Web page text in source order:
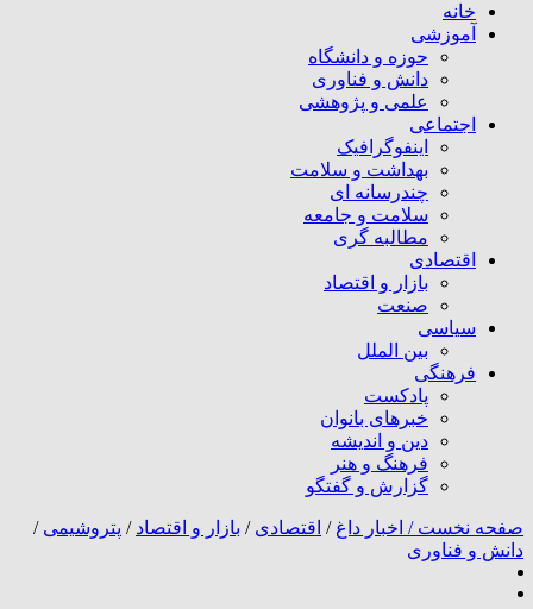
خانه
آموزشی
حوزه و دانشگاه
دانش و فناوری
علمی و پژوهشی
اجتماعی
اینفوگرافیک
بهداشت و سلامت
چندرسانه ای
سلامت و جامعه
مطالبه گری
اقتصادی
بازار و اقتصاد
صنعت
سیاسی
بین الملل
فرهنگی
پادکست
خبرهای بانوان
دین و اندیشه
فرهنگ و هنر
گزارش و گفتگو
صفحه نخست / اخبار داغ / اقتصادی / بازار و اقتصاد / پتروشیمی /
دانش و فناوری